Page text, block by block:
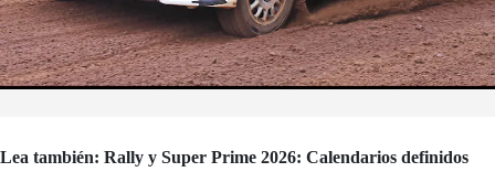
Lea también: Rally y Super Prime 2026: Calendarios definidos